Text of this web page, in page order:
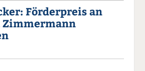
Förderpreis an
Zimmermann